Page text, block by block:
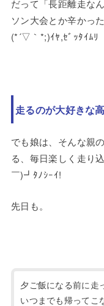
だって「長距離走な
ソン大会とか辛かっ
(*´▽｀*;)ｲﾔ,ｾﾞｯﾀｲﾑﾘ
走るのが大好きな
でも娘は、そんな親
る、毎日楽しく走
￣)┛ﾀﾉｼｰｲ!
先日も。
夕ご飯になる前に走
いつまでも帰ってこ